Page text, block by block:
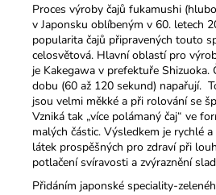
Proces výroby čajů fukamushi
v Japonsku oblíbeným v 60. letech
popularita čajů připravených touto
celosvětová. Hlavní oblastí pro
je Kakegawa v prefektuře Shizuoka.
dobu (60 až 120 sekund) napařují.
jsou velmi měkké a při rolování se
Vzniká tak „více polámaný čaj“ ve
malých částic. Výsledkem je rychlé
látek prospěšných pro zdraví při
potlačení svíravosti a zvýraznění
Přidáním japonské speciality-